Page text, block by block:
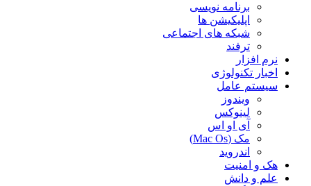
برنامه نویسی
اپلیکیشن ها
شبکه های اجتماعی
ترفند
نرم افزار
اخبار تکنولوژی
سیستم عامل
ویندوز
لینوکس
آی او اس
مک (Mac Os)
اندروید
هک و امنیت
علم و دانش